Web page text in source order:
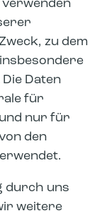
zu dem
Daten
für
nur für
den
durch uns
weitere